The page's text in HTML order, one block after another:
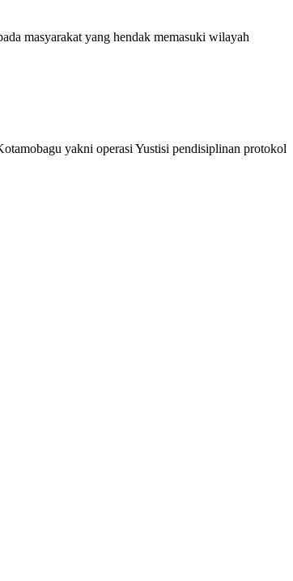
masyarakat yang hendak memasuki wilayah
yakni operasi Yustisi pendisiplinan protokol